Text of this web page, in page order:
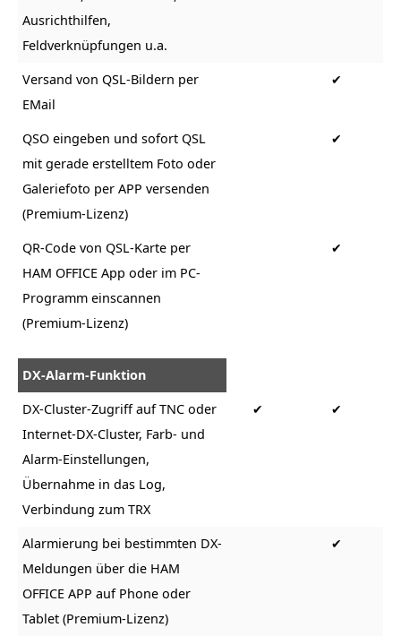
Ausrichthilfen,
Feldverknüpfungen u.a.
Versand von QSL-Bildern per
EMail
✔
QSO eingeben und sofort QSL
mit gerade erstelltem Foto oder
Galeriefoto per APP versenden
(Premium-Lizenz)
✔
QR-Code von QSL-Karte per
HAM OFFICE App oder im PC-
Programm einscannen
(Premium-Lizenz)
✔
DX-Alarm-Funktion
DX-Cluster-Zugriff auf TNC oder
Internet-DX-Cluster, Farb- und
Alarm-Einstellungen,
Übernahme in das Log,
Verbindung zum TRX
✔ ✔
Alarmierung bei bestimmten DX-
Meldungen über die HAM
OFFICE APP auf Phone oder
Tablet (Premium-Lizenz)
✔